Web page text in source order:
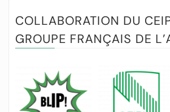
COLLABORATION DU
GROUPE FRANÇAIS DE